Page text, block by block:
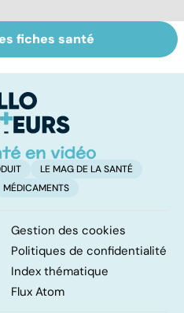
Bruxisme : quand
les dents
fiches santé
LE MAG DE LA SANTÉ
MÉDICAMENTS
Gestion des cookies
Politiques de confidentialité
Index thématique
Flux Atom